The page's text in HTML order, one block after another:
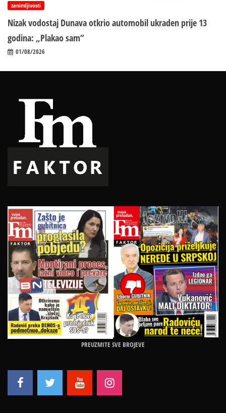
zanimljivosti
Nizak vodostaj Dunava otkrio automobil ukraden prije 13
godina: „Plakao sam“
01/08/2026
PREUZMITE SVE BROJEVE